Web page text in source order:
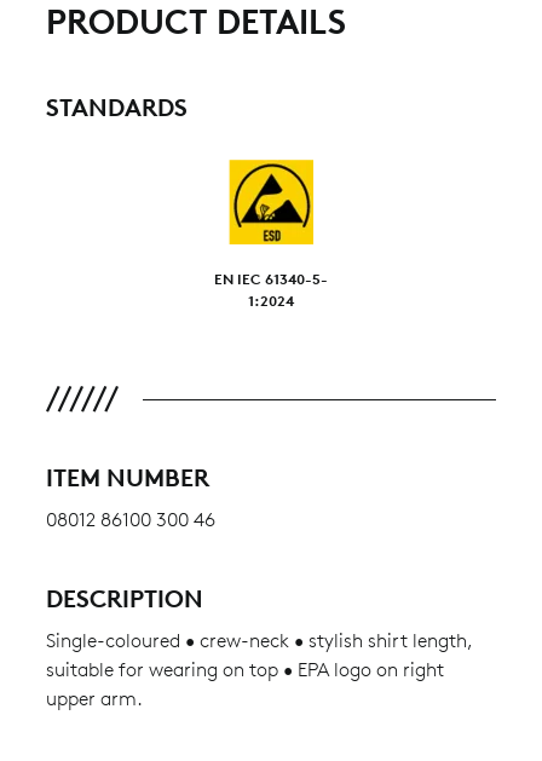
PRODUCT DETAILS
STANDARDS
EN IEC 61340-5-
1:2024
ITEM NUMBER
08012 86100 300 46
DESCRIPTION
Single-coloured • crew-neck • stylish shirt length,
suitable for wearing on top • EPA logo on right
upper arm.